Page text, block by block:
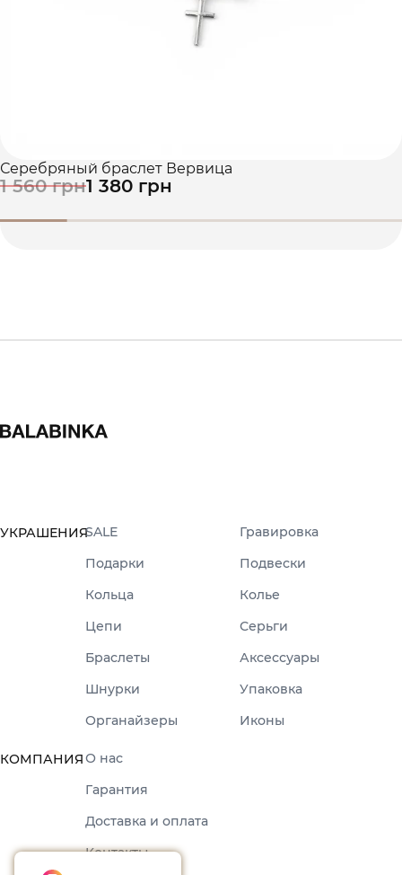
Серебряный браслет Вервица
1 560 грн1 380 грн
УКРАШЕНИЯSALE
Гравировка
Подарки
Подвески
Кольца
Колье
Цепи
Серьги
Браслеты
Аксессуары
Шнурки
Упаковка
Органайзеры
Иконы
КОМПАНИЯО нас
Гарантия
Доставка и оплата
Контакты